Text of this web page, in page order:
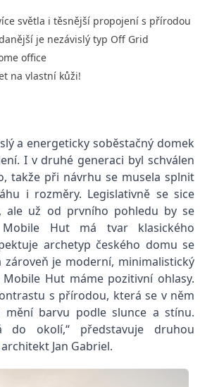
světla i těsnější propojení s přírodou
je nezávislý typ Off Grid
office
na vlastní kůži!
a energeticky soběstačný domek
I v druhé generaci byl schválen
takže při návrhu se musela splnit
i rozměry. Legislativně se sice
ale už od prvního pohledu by se
Hut má tvar klasického
archetyp českého domu se
je moderní, minimalistický
Hut máme pozitivní ohlasy.
s přírodou, která se v něm
mění barvu podle slunce a stínu.
do okolí,“ představuje druhou
architekt Jan Gabriel.